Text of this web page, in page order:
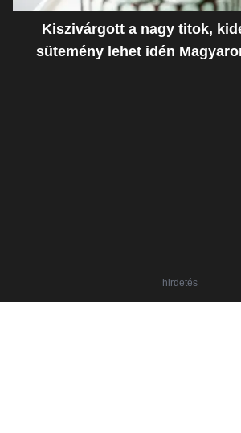
Kiszivárgott a nagy titok,
sütemény lehet idén
hirdetés